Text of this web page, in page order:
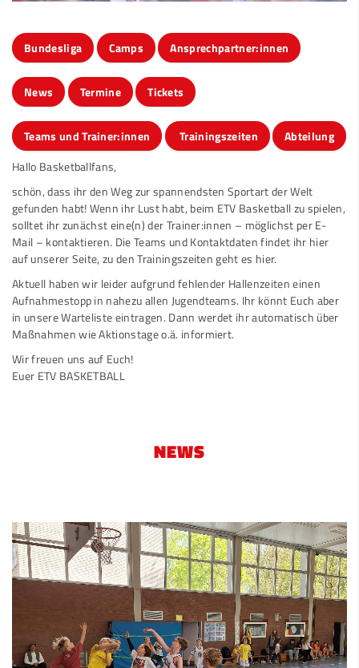
Bundesliga Camps Ansprechpartner:innen
News Termine Tickets
Teams und Trainer:innen Trainingszeiten Abteilung
Hallo Basketballfans,
schön, dass ihr den Weg zur spannendsten Sportart der Welt
gefunden habt! Wenn ihr Lust habt, beim ETV Basketball zu spielen,
solltet ihr zunächst eine(n) der Trainer:innen – möglichst per E-
Mail – kontaktieren. Die Teams und Kontaktdaten findet ihr hier
auf unserer Seite, zu den Trainingszeiten geht es hier.
Aktuell haben wir leider aufgrund fehlender Hallenzeiten einen
Aufnahmestopp in nahezu allen Jugendteams. Ihr könnt Euch aber
in unsereWartelisteeintragen. Dann werdet ihr automatisch über
Maßnahmen wie Aktionstage o.ä. informiert.
Wir freuen uns auf Euch!
Euer ETV BASKETBALL
NEWS